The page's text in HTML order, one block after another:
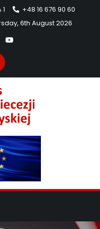
+48 16 676 90 60
6th August 2026